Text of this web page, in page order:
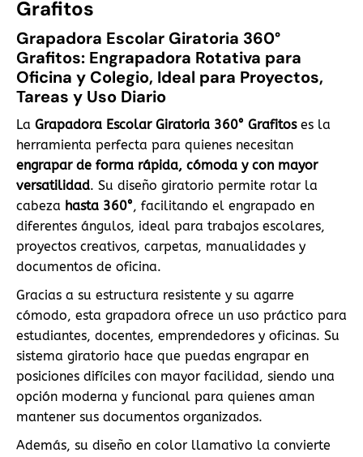
Grafitos
Grapadora Escolar Giratoria 360°
Grafitos: Engrapadora Rotativa para
Oficina y Colegio, Ideal para Proyectos,
Tareas y Uso Diario
La Grapadora Escolar Giratoria 360° Grafitoses la
herramienta perfecta para quienes necesitan
engrapar de forma rápida, cómoda y con mayor
versatilidad. Su diseño giratorio permite rotar la
cabeza hasta 360°, facilitando el engrapado en
diferentes ángulos, ideal para trabajos escolares,
proyectos creativos, carpetas, manualidades y
documentos de oficina.
Gracias a su estructura resistente y su agarre
cómodo, esta grapadora ofrece un uso práctico para
estudiantes, docentes, emprendedores y oficinas. Su
sistema giratorio hace que puedas engrapar en
posiciones difíciles con mayor facilidad, siendo una
opción moderna y funcional para quienes aman
mantener sus documentos organizados.
Además, su diseño en color llamativo la convierte